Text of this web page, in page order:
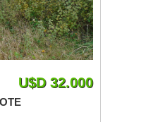
U$D 32.000